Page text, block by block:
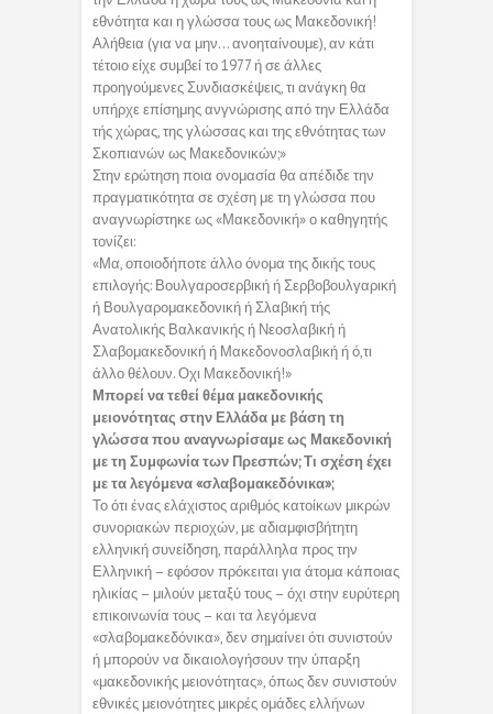
εθνότητα και η γλώσσα τους ως Μακεδονική!
Αλήθεια (για να μην… ανοηταίνουμε), αν κάτι
τέτοιο είχε συμβεί το 1977 ή σε άλλες
προηγούμενες Συνδιασκέψεις, τι ανάγκη θα
υπήρχε επίσημης ανγνώρισης από την Ελλάδα
τής χώρας, της γλώσσας και της εθνότητας των
Σκοπιανών ως Μακεδονικών;»
Στην ερώτηση ποια ονομασία θα απέδιδε την
πραγματικότητα σε σχέση με τη γλώσσα που
αναγνωρίστηκε ως «Μακεδονική» ο καθηγητής
τονίζει:
«Μα, οποιοδήποτε άλλο όνομα της δικής τους
επιλογής: Βουλγαροσερβική ή Σερβοβουλγαρική
ή Βουλγαρομακεδονική ή Σλαβική τής
Ανατολικής Βαλκανικής ή Νεοσλαβική ή
Σλαβομακεδονική ή Μακεδονοσλαβική ή ό,τι
άλλο θέλουν. Οχι Μακεδονική!»
Μπορεί να τεθεί θέμα μακεδονικής
μειονότητας στην Ελλάδα με βάση τη
γλώσσα που αναγνωρίσαμε ως Μακεδονική
με τη Συμφωνία των Πρεσπών; Τι σχέση έχει
με τα λεγόμενα «σλαβομακεδόνικα»;
Το ότι ένας ελάχιστος αριθμός κατοίκων μικρών
συνοριακών περιοχών, με αδιαμφισβήτητη
ελληνική συνείδηση, παράλληλα προς την
Ελληνική – εφόσον πρόκειται για άτομα κάποιας
ηλικίας – μιλούν μεταξύ τους – όχι στην ευρύτερη
επικοινωνία τους – και τα λεγόμενα
«σλαβομακεδόνικα», δεν σημαίνει ότι συνιστούν
ή μπορούν να δικαιολογήσουν την ύπαρξη
«μακεδονικής μειονότητας», όπως δεν συνιστούν
εθνικές μειονότητες μικρές ομάδες ελλήνων